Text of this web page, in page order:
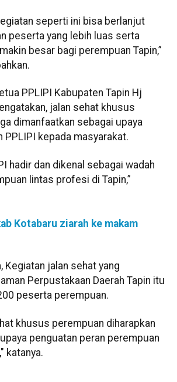
seperti ini bisa berlanjut
peserta yang lebih luas serta
besar bagi perempuan Tapin,”
PPLIPI Kabupaten Tapin Hj
jalan sehat khusus
dimanfaatkan sebagai upaya
PPLIPI kepada masyarakat.
hadir dan dikenal sebagai wadah
lintas profesi di Tapin,”
Kotabaru ziarah ke makam
Kegiatan jalan sehat yang
Perpustakaan Daerah Tapin itu
peserta perempuan.
khusus perempuan diharapkan
penguatan peran perempuan
katanya.